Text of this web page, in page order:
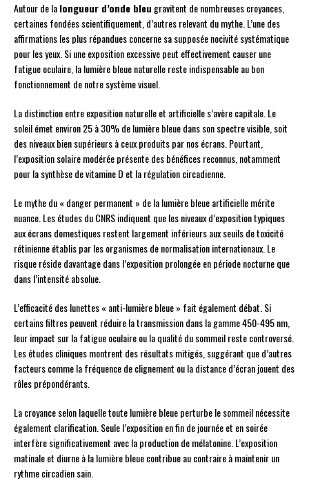
Autour de lalongueur d’onde bleu gravitent de nombreuses croyances,
certaines fondées scientifiquement, d’autres relevant du mythe. L’une des
affirmations les plus répandues concerne sa supposée nocivité systématique
pour les yeux. Si une exposition excessive peut effectivement causer une
fatigue oculaire, la lumière bleue naturelle reste indispensable au bon
fonctionnement de notre système visuel.
La distinction entre exposition naturelle et artificielle s’avère capitale. Le
soleil émet environ 25 à 30% de lumière bleue dans son spectre visible, soit
des niveaux bien supérieurs à ceux produits par nos écrans. Pourtant,
l’exposition solaire modérée présente des bénéfices reconnus, notamment
pour la synthèse de vitamine D et la régulation circadienne.
Le mythe du « danger permanent » de la lumière bleue artificielle mérite
nuance. Les études du CNRS indiquent que les niveaux d’exposition typiques
aux écrans domestiques restent largement inférieurs aux seuils de toxicité
rétinienne établis par les organismes de normalisation internationaux. Le
risque réside davantage dans l’exposition prolongée en période nocturne que
dans l’intensité absolue.
L’efficacité des lunettes « anti-lumière bleue » fait également débat. Si
certains filtres peuvent réduire la transmission dans la gamme 450-495 nm,
leur impact sur la fatigue oculaire ou la qualité du sommeil reste controversé.
Les études cliniques montrent des résultats mitigés, suggérant que d’autres
facteurs comme la fréquence de clignement ou la distance d’écran jouent des
rôles prépondérants.
La croyance selon laquelle toute lumière bleue perturbe le sommeil nécessite
également clarification. Seule l’exposition en fin de journée et en soirée
interfère significativement avec la production de mélatonine. L’exposition
matinale et diurne à la lumière bleue contribue au contraire à maintenir un
rythme circadien sain.